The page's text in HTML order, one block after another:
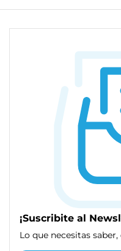
¡Suscribite al
Lo que necesitas